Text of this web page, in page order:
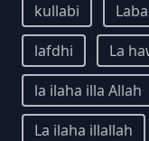
kullabi
lafdhi
La
la ilaha illa Allah
La ilaha illallah